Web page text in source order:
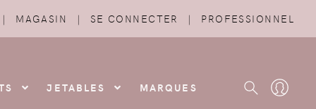
| MAGASIN | SE CONNECTER | PROFESSIONNEL
JETABLES MARQUES